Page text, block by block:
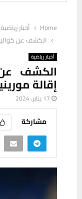
Home
أخبار رياضية
الكشف عن
أخبار رياضية
الكشف
إقالة
17 يناير، 2024
مشاركة